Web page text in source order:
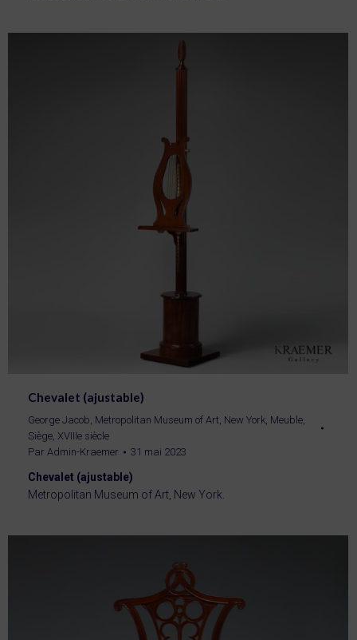
Chevalet (ajustable)
George Jacob, Metropolitan Museum of Art, New York, Meuble,
Siège, XVIIIe siècle
Par Admin-Kraemer 31 mai 2023
Chevalet (ajustable)
Metropolitan Museum of Art, New York.